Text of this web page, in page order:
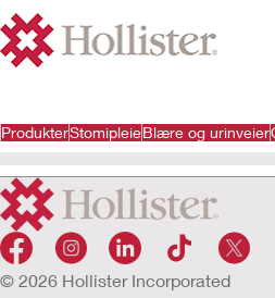
ProdukterStomipleieBlære og urinveier
© 2026 Hollister Incorporated